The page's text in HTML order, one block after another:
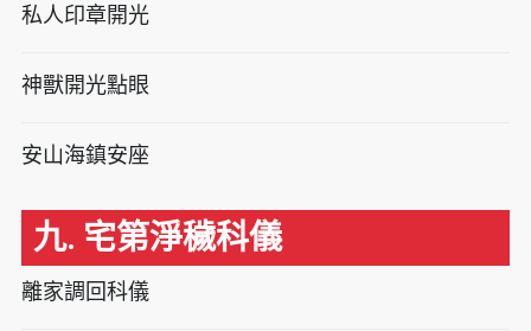
私人印章開光
神獸開光點眼
安山海鎮安座
九. 宅第淨穢科儀
離家調回科儀